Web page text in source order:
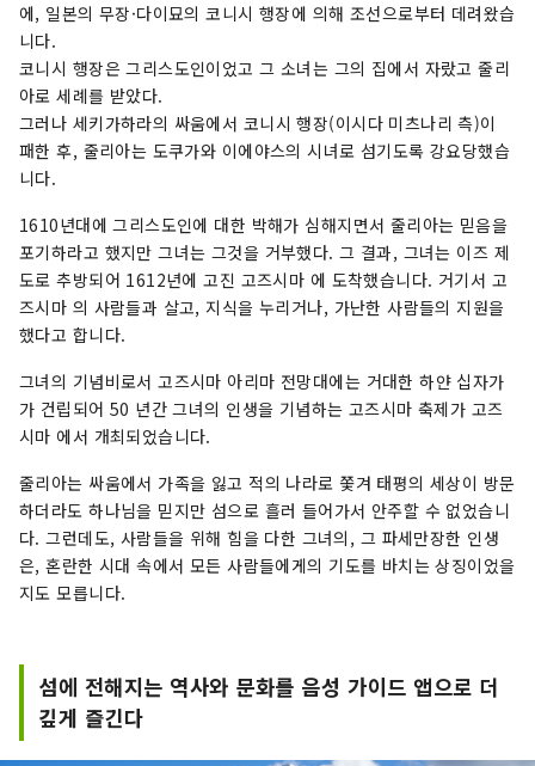
에, 일본의 무장·다이묘의 코니시 행장에 의해 조선으로부터 데려왔습
니다.
코니시 행장은 그리스도인이었고 그 소녀는 그의 집에서 자랐고 줄리
아로 세례를 받았다.
그러나 세키가하라의 싸움에서 코니시 행장(이시다 미츠나리 측)이
패한 후, 줄리아는 도쿠가와 이에야스의 시녀로 섬기도록 강요당했습
니다.
1610년대에 그리스도인에 대한 박해가 심해지면서 줄리아는 믿음을
포기하라고 했지만 그녀는 그것을 거부했다. 그 결과, 그녀는 이즈 제
도로 추방되어 1612년에 고진 고즈시마 에 도착했습니다. 거기서 고
즈시마 의 사람들과 살고, 지식을 누리거나, 가난한 사람들의 지원을
했다고 합니다.
그녀의 기념비로서 고즈시마 아리마 전망대에는 거대한 하얀 십자가
가 건립되어 50 년간 그녀의 인생을 기념하는 고즈시마 축제가 고즈
시마 에서 개최되었습니다.
줄리아는 싸움에서 가족을 잃고 적의 나라로 쫓겨 태평의 세상이 방문
하더라도 하나님을 믿지만 섬으로 흘러 들어가서 안주할 수 없었습니
다. 그런데도, 사람들을 위해 힘을 다한 그녀의, 그 파세만장한 인생
은, 혼란한 시대 속에서 모든 사람들에게의 기도를 바치는 상징이었을
지도 모릅니다.
섬에 전해지는 역사와 문화를 음성 가이드 앱으로 더
깊게 즐긴다